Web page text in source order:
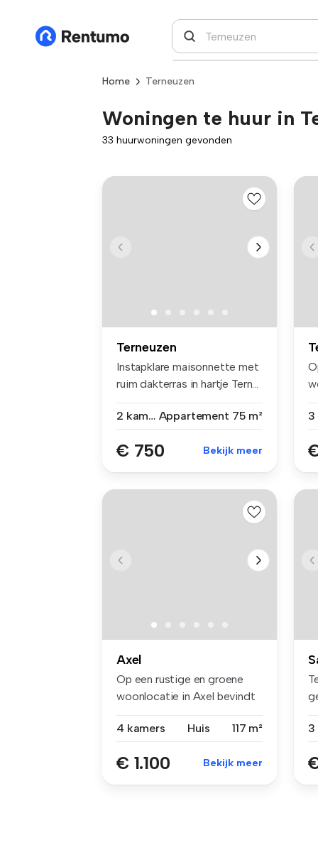
Home Terneuzen
Woningen te huur in
33 huurwoningen gevonden
Terneuzen
Instapklare maisonnette met
ruim dakterras in hartje Tern...
2 kamers Appartement 75 m²
€ 750 Bekijk meer
Axel
Op een rustige en groene
woonlocatie in Axel bevindt
4 kamers
Huis 117 m²
€ 1.100 Bekijk meer
3